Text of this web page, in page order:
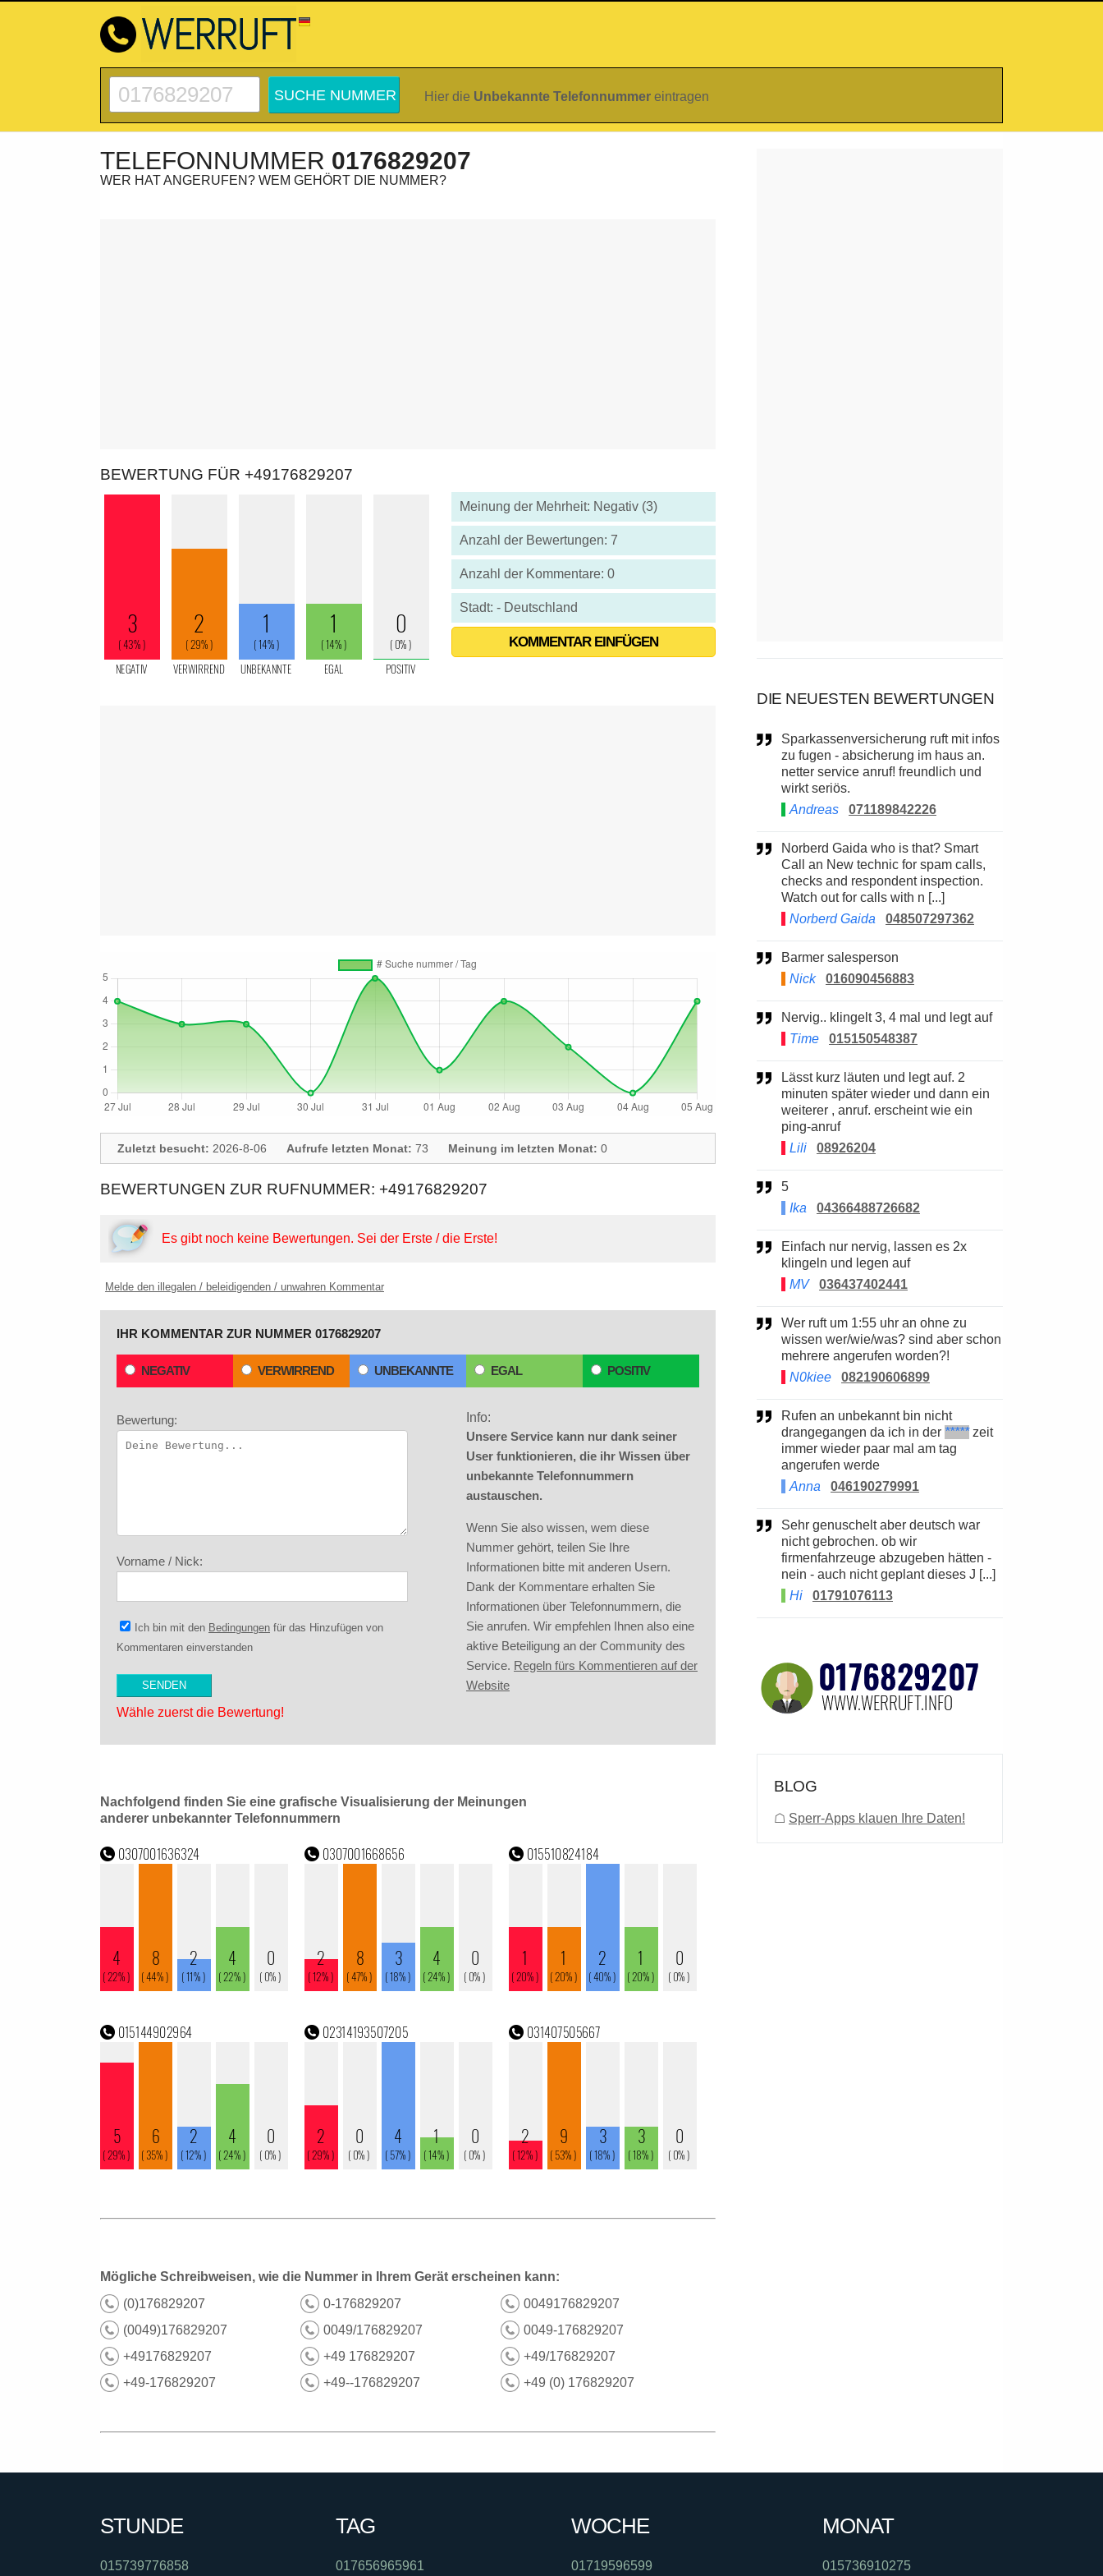
Hier die Unbekannte Telefonnummer eintragen
TELEFONNUMMER 0176829207
WER HAT ANGERUFEN? WEM GEHÖRT DIE NUMMER?
BEWERTUNG FÜR +49176829207
Meinung der Mehrheit: Negativ (3)
Anzahl der Bewertungen: 7
Anzahl der Kommentare: 0
Stadt: - Deutschland
KOMMENTAR EINFÜGEN
Zuletzt besucht: 2026-8-06 Aufrufe letzten Monat: 73 Meinung im letzten Monat: 0
BEWERTUNGEN ZUR RUFNUMMER: +49176829207
Es gibt noch keine Bewertungen. Sei der Erste / die Erste!
Melde den illegalen / beleidigenden / unwahren Kommentar
IHR KOMMENTAR ZUR NUMMER 0176829207
NEGATIV VERWIRREND UNBEKANNTE EGAL POSITIV
Bewertung:
Vorname / Nick:
Ich bin mit den Bedingungen für das Hinzufügen von
Kommentaren einverstanden
Wähle zuerst die Bewertung!
Info:
Unsere Service kann nur dank seiner
User funktionieren, die ihr Wissen über
unbekannte Telefonnummern
austauschen.
Wenn Sie also wissen, wem diese
Nummer gehört, teilen Sie Ihre
Informationen bitte mit anderen Usern.
Dank der Kommentare erhalten Sie
Informationen über Telefonnummern, die
Sie anrufen. Wir empfehlen Ihnen also eine
aktive Beteiligung an der Community des
Service. Regeln fürs Kommentieren auf der
Website
Nachfolgend finden Sie eine grafische Visualisierung der Meinungen
anderer unbekannter Telefonnummern
Mögliche Schreibweisen, wie die Nummer in Ihrem Gerät erscheinen kann:
(0)176829207
0-176829207
0049176829207
(0049)176829207
0049/176829207
0049-176829207
+49176829207
+49 176829207
+49/176829207
+49-176829207
+49--176829207 +49 (0) 176829207
DIE NEUESTEN BEWERTUNGEN
Sparkassenversicherung ruft mit infos
zu fugen - absicherung im haus an.
netter service anruf! freundlich und
wirkt seriös.
Andreas
071189842226
Norberd Gaida who is that? Smart
Call an New technic for spam calls,
checks and respondent inspection.
Watch out for calls with n [...]
Norberd Gaida
048507297362
Barmer salesperson
Nick
016090456883
Nervig.. klingelt 3, 4 mal und legt auf
Time
015150548387
Lässt kurz läuten und legt auf. 2
minuten später wieder und dann ein
weiterer , anruf. erscheint wie ein
ping-anruf
Lili
08926204
5
Ika
04366488726682
Einfach nur nervig, lassen es 2x
klingeln und legen auf
MV
036437402441
Wer ruft um 1:55 uhr an ohne zu
wissen wer/wie/was? sind aber schon
mehrere angerufen worden?!
N0kiee
082190606899
Rufen an unbekannt bin nicht
drangegangen da ich in der *****zeit
immer wieder paar mal am tag
angerufen werde
Anna
046190279991
Sehr genuschelt aber deutsch war
nicht gebrochen. ob wir
firmenfahrzeuge abzugeben hätten -
nein - auch nicht geplant dieses J [...]
Hi
01791076113
BLOG
☖ Sperr-Apps klauen Ihre Daten!
STUNDE
015739776858
TAG
017656965961
WOCHE
01719596599
MONAT
015736910275